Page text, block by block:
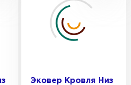
Эковер Кровля Низ
Юматекс Термо